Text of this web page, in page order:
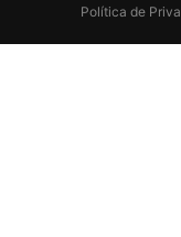
Política de